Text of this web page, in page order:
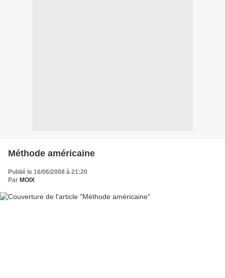
Méthode américaine
Publié le 16/06/2008 à 21:20
Par MOIX